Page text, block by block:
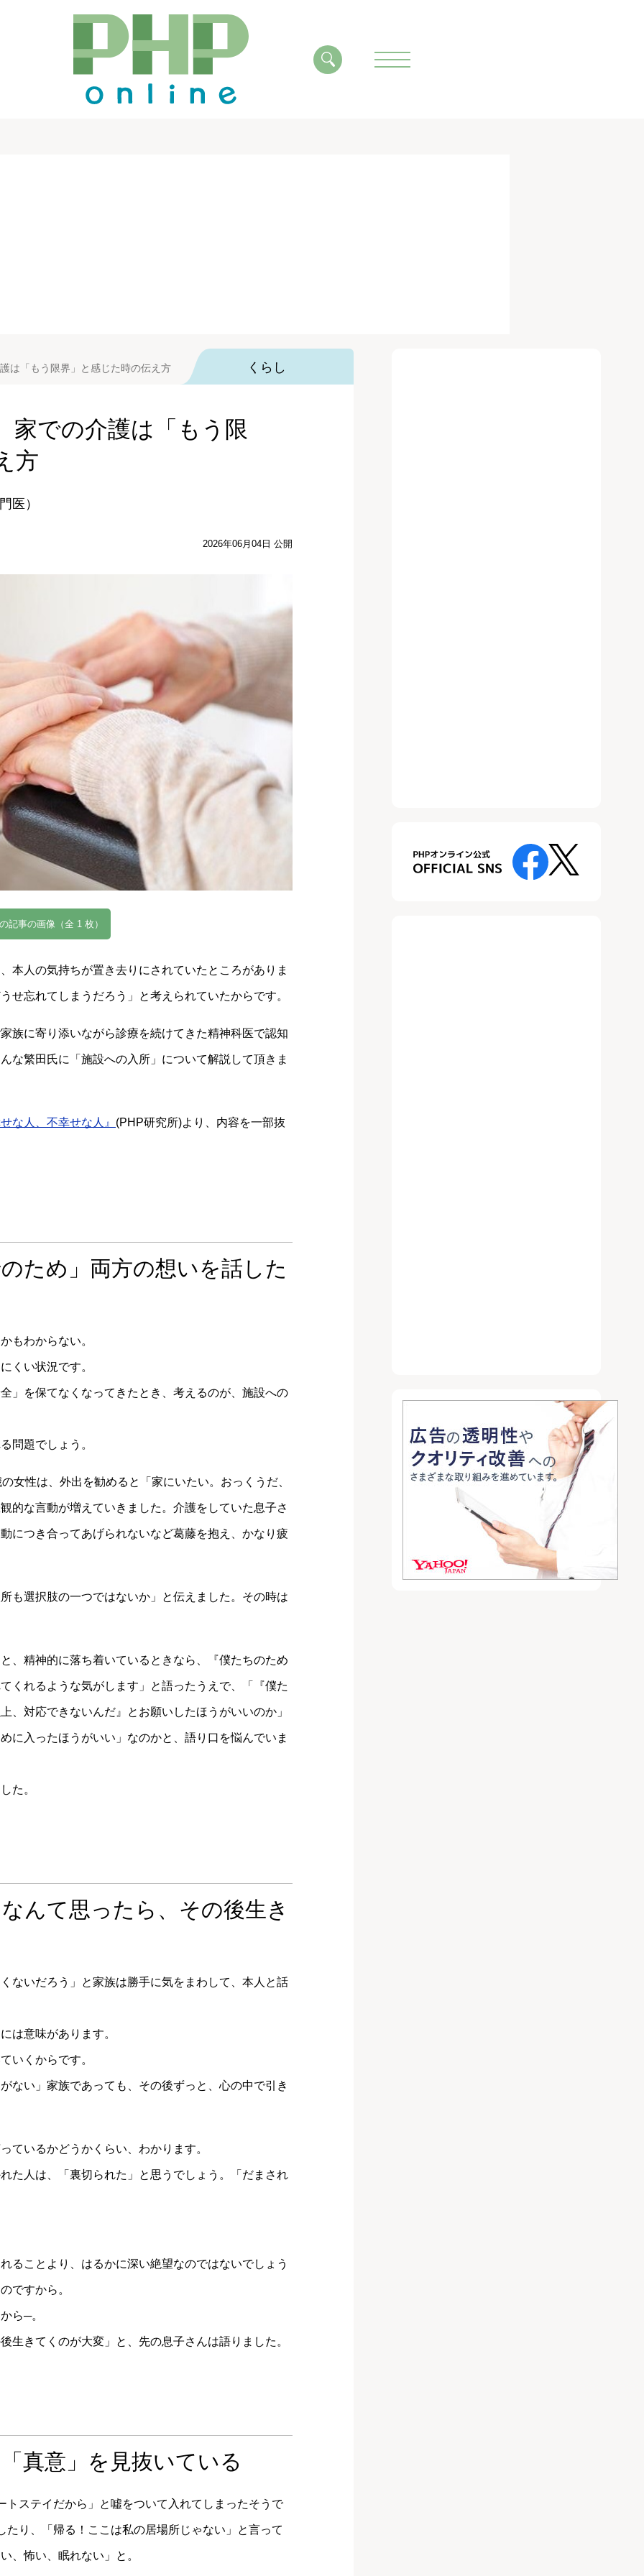
は「もう限界」と感じた時の伝え方 くらし
での介護は「もう限
方
医）
2026年06月04日 公開
記事の画像（全 1 枚）
本人の気持ちが置き去りにされていたところがありま
せ忘れてしまうだろう」と考えられていたからです。
族に寄り添いながら診療を続けてきた精神科医で認知
な繁田氏に「施設への入所」について解説して頂きま
な人、不幸せな人』 (PHP研究所)より、内容を一部抜
ため」両方の想いを話した
もわからない。
くい状況です。
」を保てなくなってきたとき、考えるのが、施設への
問題でしょう。
女性は、外出を勧めると「家にいたい。おっくうだ、
的な言動が増えていきました。介護をしていた息子さ
につき合ってあげられないなど葛藤を抱え、かなり疲
も選択肢の一つではないか」と伝えました。その時は
、精神的に落ち着いているときなら、『僕たちのため
くれるような気がします」と語ったうえで、「『僕た
、対応できないんだ』とお願いしたほうがいいのか」
に入ったほうがいい」なのかと、語り口を悩んでいま
た。
んて思ったら、その後生き
ないだろう」と家族は勝手に気をまわして、本人と話
は意味があります。
いくからです。
ない」家族であっても、その後ずっと、心の中で引き
ているかどうかくらい、わかります。
た人は、「裏切られた」と思うでしょう。「だまされ
ることより、はるかに深い絶望なのではないでしょう
ですから。
ら─。
生きてくのが大変」と、先の息子さんは語りました。
真意」を見抜いている
ステイだから」と噓をついて入れてしまったそうで
り、「帰る！ここは私の居場所じゃない」と言って
、怖い、眠れない」と。